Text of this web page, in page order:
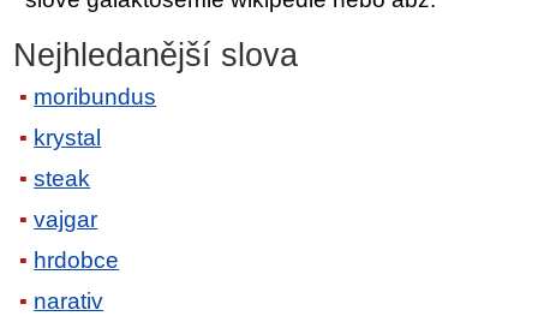
Nejhledanější slova
moribundus
krystal
steak
vajgar
hrdobce
narativ